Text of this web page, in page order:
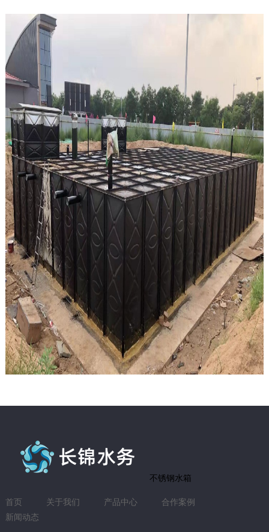
不锈钢水箱
首页 关于我们 产品中心
合作案例
新闻动态